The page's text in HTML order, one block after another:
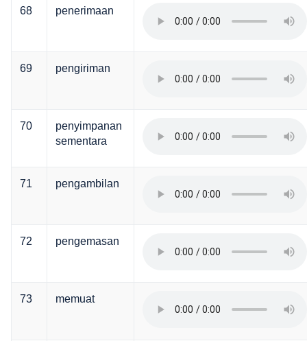
68 penerimaan
69 pengiriman
70
penyimpanan
sementara
71 pengambilan
72 pengemasan
73 memuat